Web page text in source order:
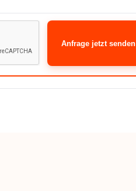
Anfrage jetzt senden